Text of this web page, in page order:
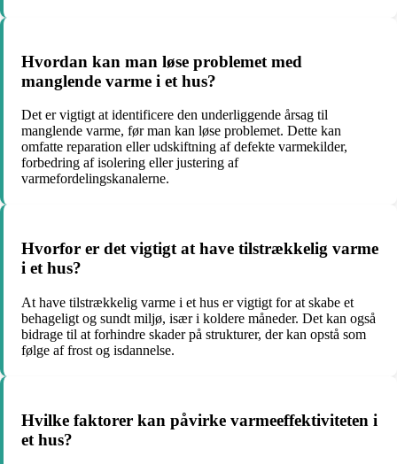
Hvordan kan man løse problemet med
manglende varme i et hus?
Det er vigtigt at identificere den underliggende årsag til
manglende varme, før man kan løse problemet. Dette kan
omfatte reparation eller udskiftning af defekte varmekilder,
forbedring af isolering eller justering af
varmefordelingskanalerne.
Hvorfor er det vigtigt at have tilstrækkelig varme
i et hus?
At have tilstrækkelig varme i et hus er vigtigt for at skabe et
behageligt og sundt miljø, især i koldere måneder. Det kan også
bidrage til at forhindre skader på strukturer, der kan opstå som
følge af frost og isdannelse.
Hvilke faktorer kan påvirke varmeeffektiviteten i
et hus?